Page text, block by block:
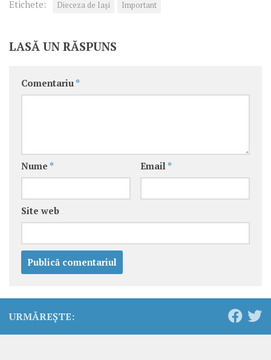
Etichete: Dieceza de Iași Important
LASĂ UN RĂSPUNS
Comentariu *
Nume * Email *
Site web
URMĂREȘTE: